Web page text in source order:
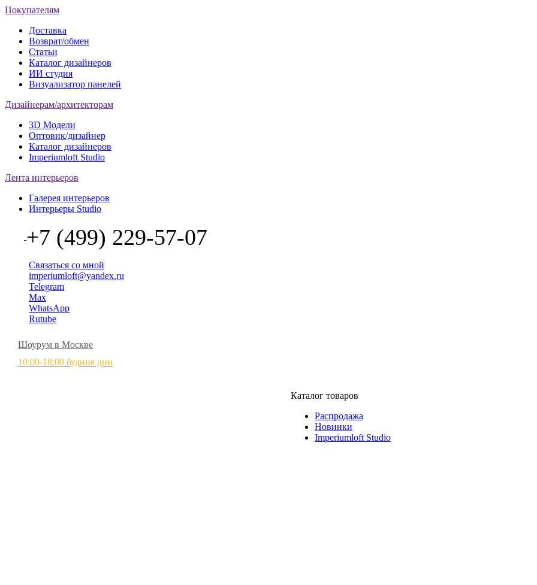
Покупателям
Доставка
Возврат/обмен
Статьи
Каталог дизайнеров
ИИ студия
Визуализатор панелей
Дизайнерам/архитекторам
3D Модели
Оптовик/дизайнер
Каталог дизайнеров
Imperiumloft Studio
Лента интерьеров
Галерея интерьеров
Интерьеры Studio
+7 (499) 229-57-07
Связаться со мной
imperiumloft@yandex.ru
Telegram
Max
WhatsApp
Rutube
Шоурум в Москве
10:00-18:00 будние дни
Каталог товаров
Распродажа
Новинки
Imperiumloft Studio